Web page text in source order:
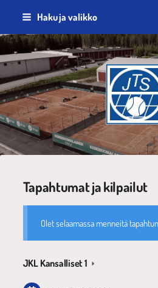
Siirry
sisältöön
Haku ja valikko
Tapahtumat ja kilpailut
Olet selaamassa menneitä
JKL Kansalliset 1